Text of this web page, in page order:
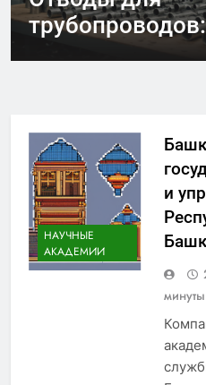
ассортимент и
Военно-
Можайского
СТАТЬИ
Основные черты
Возрождения
НАУЧНЫЕ АКАДЕМИИ
Умней
НАУЧНЫЕ
АКАДЕМИИ
и
минуты